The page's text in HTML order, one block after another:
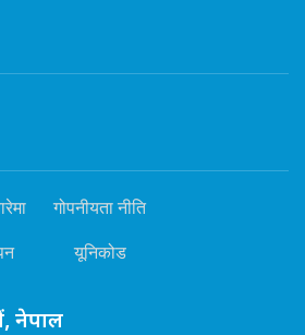
गोपनीयता नीति
यूनिकोड
नेपाल